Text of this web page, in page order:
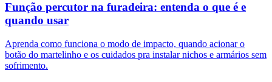
Função percutor na furadeira: entenda o que é e
quando usar
Aprenda como funciona o modo de impacto, quando acionar o
botão do martelinho e os cuidados pra instalar nichos e armários sem
sofrimento.